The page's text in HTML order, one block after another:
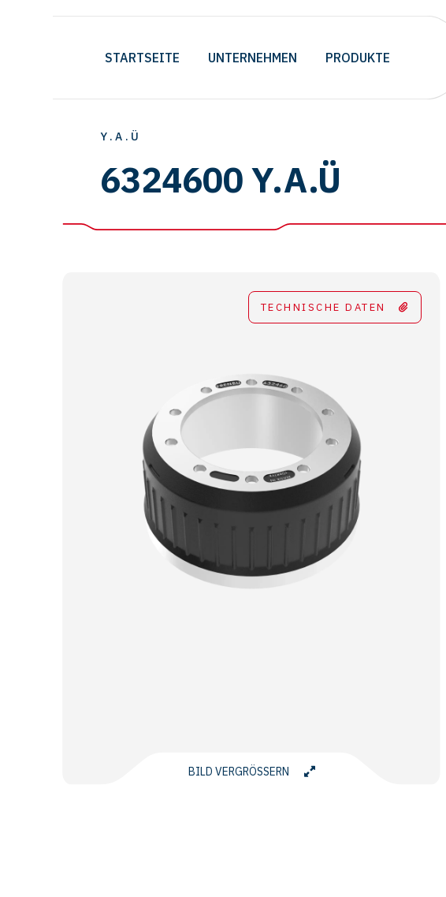
STARTSEITE UNTERNEHMEN PRODUKTE
Y.A.Ü
6324600 Y.A.Ü
TECHNISCHE DATEN
BILD VERGRÖSSERN